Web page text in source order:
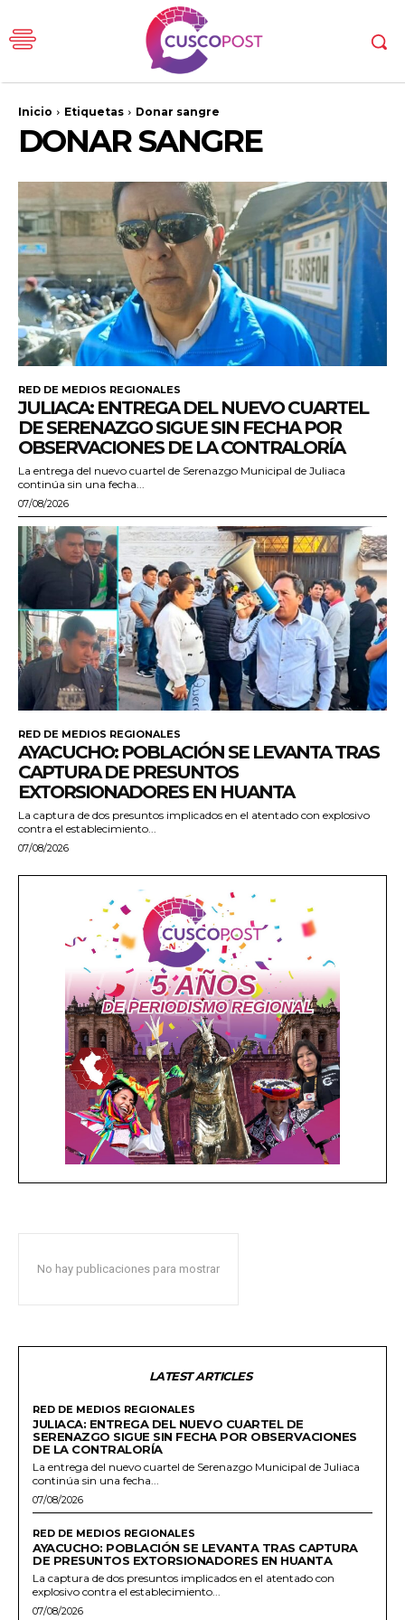
Inicio Etiquetas Donar sangre
DONAR SANGRE
RED DE MEDIOS REGIONALES
JULIACA: ENTREGA DEL NUEVO CUARTEL
DE SERENAZGO SIGUE SIN FECHA POR
OBSERVACIONES DE LA CONTRALORÍA
La entrega del nuevo cuartel de Serenazgo Municipal de Juliaca
continúa sin una fecha...
07/08/2026
RED DE MEDIOS REGIONALES
AYACUCHO: POBLACIÓN SE LEVANTA TRAS
CAPTURA DE PRESUNTOS
EXTORSIONADORES EN HUANTA
La captura de dos presuntos implicados en el atentado con explosivo
contra el establecimiento...
07/08/2026
No hay publicaciones para mostrar
LATEST ARTICLES
RED DE MEDIOS REGIONALES
JULIACA: ENTREGA DEL NUEVO CUARTEL DE
SERENAZGO SIGUE SIN FECHA POR OBSERVACIONES
DE LA CONTRALORÍA
La entrega del nuevo cuartel de Serenazgo Municipal de Juliaca
continúa sin una fecha...
07/08/2026
RED DE MEDIOS REGIONALES
AYACUCHO: POBLACIÓN SE LEVANTA TRAS CAPTURA
DE PRESUNTOS EXTORSIONADORES EN HUANTA
La captura de dos presuntos implicados en el atentado con
explosivo contra el establecimiento...
07/08/2026